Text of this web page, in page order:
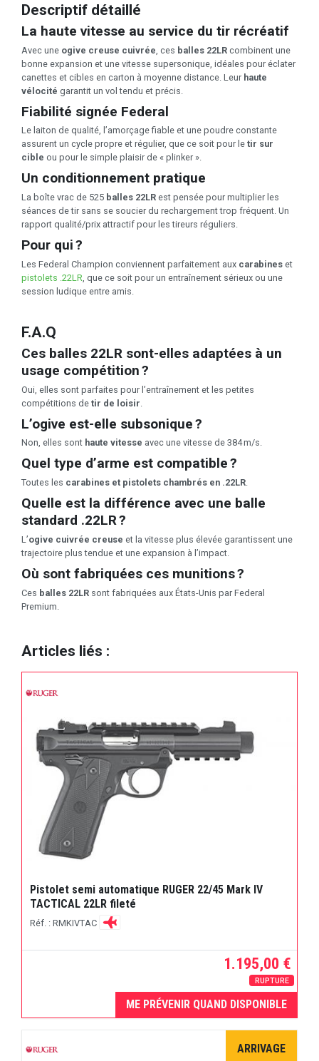
Descriptif détaillé
La haute vitesse au service du tir récréatif
Avec une ogive creuse cuivrée , ces balles 22LR combinent une
bonne expansion et une vitesse supersonique, idéales pour éclater
canettes et cibles en carton à moyenne distance. Leur haute
vélocité garantit un vol tendu et précis.
Fiabilité signée Federal
Le laiton de qualité, l’amorçage fiable et une poudre constante
assurent un cycle propre et régulier, que ce soit pour le tir sur
cible ou pour le simple plaisir de « plinker ».
Un conditionnement pratique
La boîte vrac de 525 balles 22LR est pensée pour multiplier les
séances de tir sans se soucier du rechargement trop fréquent. Un
rapport qualité/prix attractif pour les tireurs réguliers.
Pour qui ?
Les Federal Champion conviennent parfaitement aux carabines et
pistolets .22LR, que ce soit pour un entraînement sérieux ou une
session ludique entre amis.
F.A.Q
Ces balles 22LR sont-elles adaptées à un
usage compétition ?
Oui, elles sont parfaites pour l’entraînement et les petites
compétitions de tir de loisir
L’ogive est-elle subsonique ?
Non, elles sont haute vitesse avec une vitesse de 384 m/s.
Quel type d’arme est compatible ?
Toutes les carabines et pistolets chambrés en .22LR.
Quelle est la différence avec une balle
standard .22LR ?
L’ogive cuivrée creuse et la vitesse plus élevée garantissent une
trajectoire plus tendue et une expansion à l’impact.
Où sont fabriquées ces munitions ?
Ces balles 22LR sont fabriquées aux États-Unis par Federal
Premium.
Articles liés :
Pistolet semi automatique RUGER 22/45 Mark IV
TACTICAL 22LR fileté
Réf. : RMKIVTAC
1.195,00 €
RUPTURE
ME PRÉVENIR QUAND DISPONIBLE
ARRIVAGE